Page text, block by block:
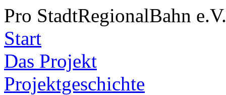
Pro StadtRegionalBahn e.V.
Start
Das Projekt
Projektgeschichte